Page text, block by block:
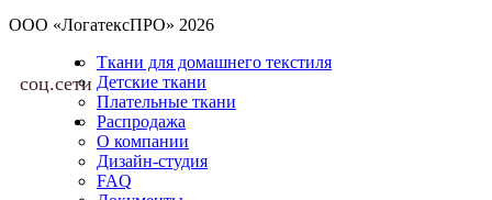
ООО «ЛогатексПРО» 2026
соц.сети
Ткани для домашнего текстиля
Детские ткани
Плательные ткани
Распродажа
О компании
Дизайн-студия
FAQ